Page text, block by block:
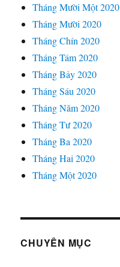
Tháng Mười Một 2020
Tháng Mười 2020
Tháng Chín 2020
Tháng Tám 2020
Tháng Bảy 2020
Tháng Sáu 2020
Tháng Năm 2020
Tháng Tư 2020
Tháng Ba 2020
Tháng Hai 2020
Tháng Một 2020
CHUYÊN MỤC